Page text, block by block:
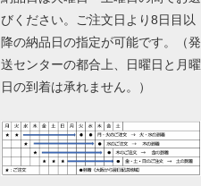
びください。ご注文日より8日目以
降の納品日の指定が可能です。（発
送センターの都合上、日曜日と月曜
日の到着は承れません。）